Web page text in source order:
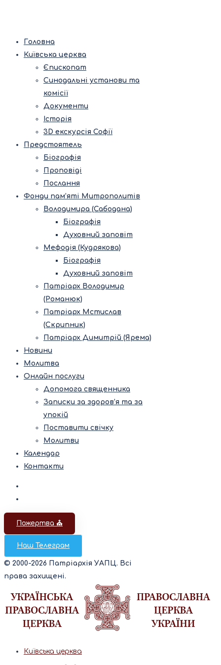
Головна
Київська церква
Єпископат
Синодальні установи та
комісії
Документи
Історія
3D екскурсія Софії
Предстоятель
Біографія
Проповіді
Послання
Фонди пам’яті Митрополитів
Володимира (Сабодана)
Біографія
Духовний заповіт
Мефодія (Кудрякова)
Біографія
Духовний заповіт
Патріарх Володимир
(Романюк)
Патріарх Мстислав
(Скрипник)
Патріарх Димитрій (Ярема)
Новини
Молитва
Онлайн послуги
Допомога священника
Записки за здоров’я та за
упокій
Поставити свічку
Молитви
Календар
Контакти
Пожертва ⛪️
Наш Телеграм
© 2000-2026 Патріархія УАПЦ. Всі
права захищені.
Київська церква